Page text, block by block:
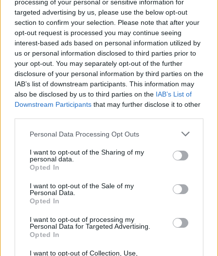
processing of your personal or sensitive information for
targeted advertising by us, please use the below opt-out
section to confirm your selection. Please note that after your
opt-out request is processed you may continue seeing
interest-based ads based on personal information utilized by
us or personal information disclosed to third parties prior to
your opt-out. You may separately opt-out of the further
disclosure of your personal information by third parties on the
IAB’s list of downstream participants. This information may
also be disclosed by us to third parties on the IAB’s List of
Downstream Participants that may further disclose it to other
Personal Data Processing Opt Outs
I want to opt-out of the Sharing of my
personal data.
Opted In
I want to opt-out of the Sale of my
Personal Data.
Opted In
I want to opt-out of processing my
Personal Data for Targeted Advertising.
Opted In
I want to opt-out of Collection, Use,
(Kiemelt képünk illusztráció, fotó: Veres Viktor)